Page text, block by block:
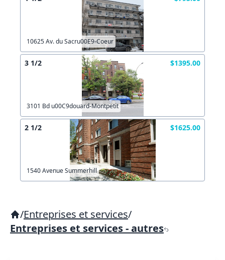
10625 Av. du Sacru00E9-Coeur
3 1/2 $1395.00
3101 Bd u00C9douard-Montpetit
2 1/2 $1625.00
1540 Avenue Summerhill
/Entreprises et services/
Entreprises et services - autres